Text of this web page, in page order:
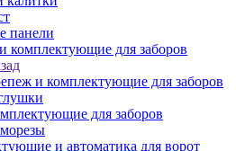
панели
комплектующие для заборов
и комплектующие для заборов
для заборов
и автоматика для ворот